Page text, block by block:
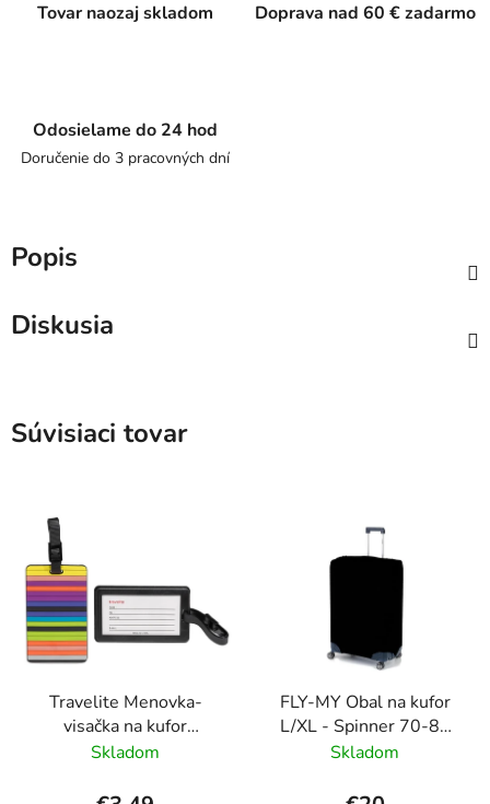
Tovar naozaj skladom Doprava nad 60 € zadarmo
Odosielame do 24 hod
Doručenie do 3 pracovných dní
Popis
Diskusia
Súvisiaci tovar
Travelite Menovka-
visačka na kufor
Multicolor Stripes
Skladom
FLY-MY Obal na kufor
L/XL - Spinner 70-80
cm Čierny
Skladom